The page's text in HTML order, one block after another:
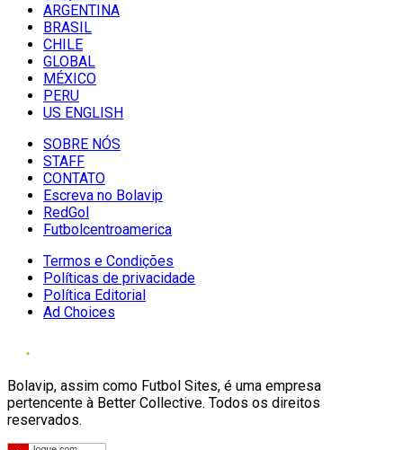
ARGENTINA
BRASIL
CHILE
GLOBAL
MÉXICO
PERU
US ENGLISH
SOBRE NÓS
STAFF
CONTATO
Escreva no Bolavip
RedGol
Futbolcentroamerica
Termos e Condições
Políticas de privacidade
Política Editorial
Ad Choices
Bolavip, assim como Futbol Sites, é uma empresa
pertencente à Better Collective. Todos os direitos
reservados.